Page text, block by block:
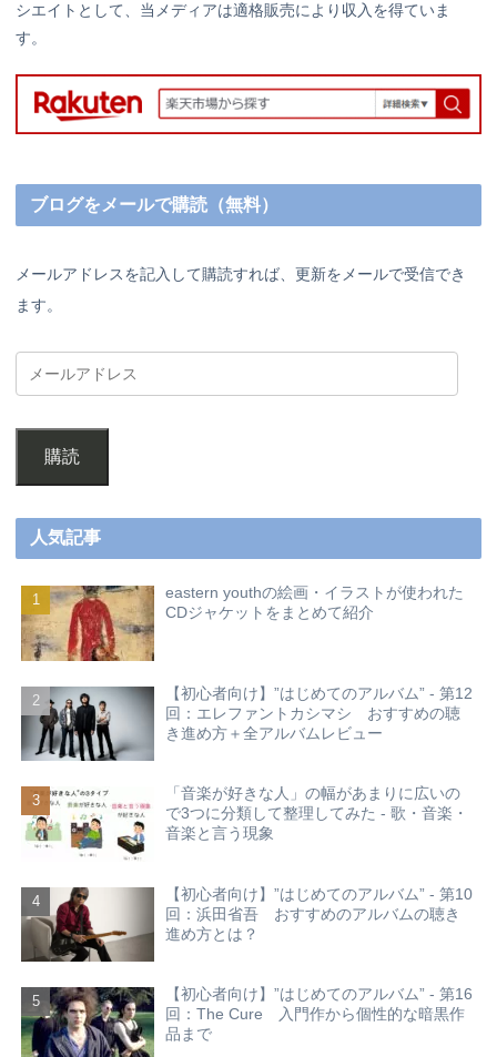
シエイトとして、当メディアは適格販売により収入を得ていま
す。
ブログをメールで購読（無料）
メールアドレスを記入して購読すれば、更新をメールで受信でき
ます。
購読
人気記事
eastern youthの絵画・イラストが使われた
CDジャケットをまとめて紹介
【初心者向け】”はじめてのアルバム” - 第12
回：エレファントカシマシ おすすめの聴
き進め方＋全アルバムレビュー
「音楽が好きな人」の幅があまりに広いの
で3つに分類して整理してみた - 歌・音楽・
音楽と言う現象
【初心者向け】”はじめてのアルバム” - 第10
回：浜田省吾 おすすめのアルバムの聴き
進め方とは？
【初心者向け】”はじめてのアルバム” - 第16
回：The Cure 入門作から個性的な暗黒作
品まで